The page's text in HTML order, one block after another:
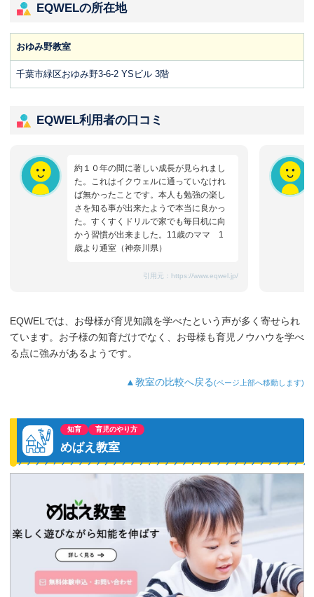
EQWELの所在地
おゆみ野教室
千葉市緑区おゆみ野3-6-2 YSビル 3階
EQWEL利用者の口コミ
約１０年の間に著しい成長が見られまし
た。これはイクウェルに通っていなけれ
ば無かったことです。本人も勉強の楽し
さを知る事が出来たようで本当に良かっ
た。すくすくドリルで家でも毎日机に向
かう習慣が出来ました。11歳のママ 1
歳より通室（神奈川県）
引用元： https://www.eqwel.jp/
EQWELでは、お母様が育児知識を学べたという声が多く寄せられ
ています。お子様の知育だけでなく、お母様も育児ノウハウを学べ
る点に強みがあるようです。
▲教室の比較へ戻る(ページ上部へ移動します)
知育 育児のやり方
めばえ教室